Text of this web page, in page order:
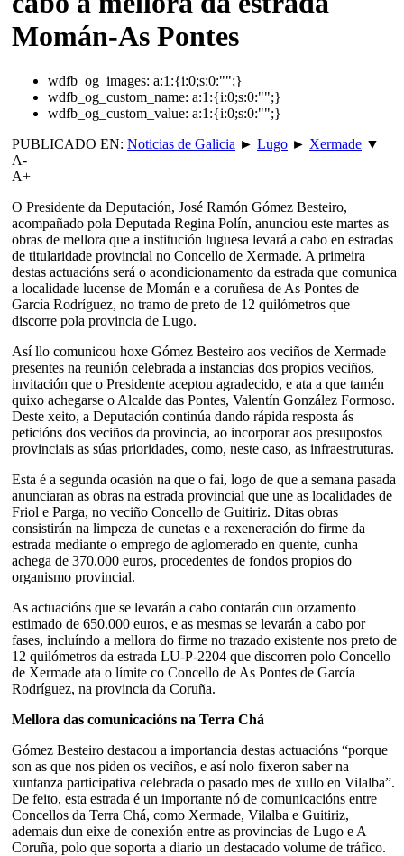
Momán-As Pontes
wdfb_og_images: a:1:{i:0;s:0:"";}
wdfb_og_custom_name: a:1:{i:0;s:0:"";}
wdfb_og_custom_value: a:1:{i:0;s:0:"";}
PUBLICADO EN: Noticias de Galicia ► Lugo ► Xermade ▼
A-
A+
O Presidente da Deputación, José Ramón Gómez Besteiro,
acompañado pola Deputada Regina Polín, anunciou este martes as
obras de mellora que a institución luguesa levará a cabo en estradas
de titularidade provincial no Concello de Xermade. A primeira
destas actuacións será o acondicionamento da estrada que comunica
a localidade lucense de Momán e a coruñesa de As Pontes de
García Rodríguez, no tramo de preto de 12 quilómetros que
discorre pola provincia de Lugo.
Así llo comunicou hoxe Gómez Besteiro aos veciños de Xermade
presentes na reunión celebrada a instancias dos propios veciños,
invitación que o Presidente aceptou agradecido, e ata a que tamén
quixo achegarse o Alcalde das Pontes, Valentín González Formoso.
Deste xeito, a Deputación continúa dando rápida resposta ás
peticións dos veciños da provincia, ao incorporar aos presupostos
provinciais as súas prioridades, como, neste caso, as infraestruturas.
Esta é a segunda ocasión na que o fai, logo de que a semana pasada
anunciaran as obras na estrada provincial que une as localidades de
Friol e Parga, no veciño Concello de Guitiriz. Ditas obras
consistirán na limpeza de cunetas e a rexeneración do firme da
estrada mediante o emprego de aglomerado en quente, cunha
achega de 370.000 euros, procedentes de fondos propios do
organismo provincial.
As actuacións que se levarán a cabo contarán cun orzamento
estimado de 650.000 euros, e as mesmas se levarán a cabo por
fases, incluíndo a mellora do firme no trazado existente nos preto de
12 quilómetros da estrada LU-P-2204 que discorren polo Concello
de Xermade ata o límite co Concello de As Pontes de García
Rodríguez, na provincia da Coruña.
Mellora das comunicacións na Terra Chá
Gómez Besteiro destacou a importancia destas actuacións “porque
son as que nos piden os veciños, e así nolo fixeron saber na
xuntanza participativa celebrada o pasado mes de xullo en Vilalba”.
De feito, esta estrada é un importante nó de comunicacións entre
Concellos da Terra Chá, como Xermade, Vilalba e Guitiriz,
ademais dun eixe de conexión entre as provincias de Lugo e A
Coruña, polo que soporta a diario un destacado volume de tráfico.